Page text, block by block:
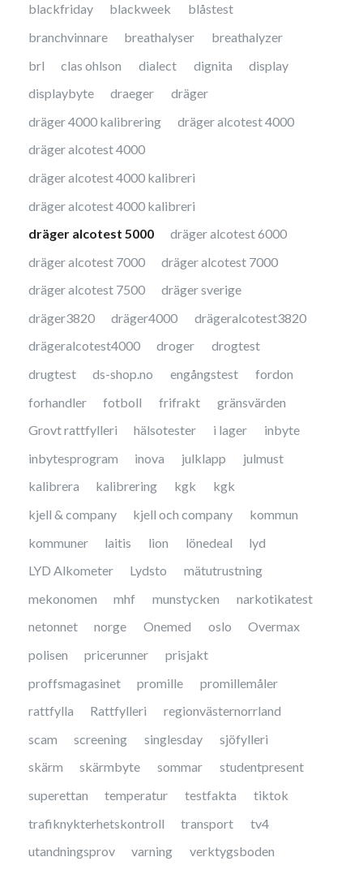
blackfriday
blackweek
blåstest
branchvinnare
breathalyser
breathalyzer
brl
clas ohlson dialect dignita
display
displaybyte
draeger
dräger
dräger 4000 kalibrering
dräger alcotest 4000
dräger alcotest 4000
dräger alcotest 4000 kalibreri
dräger alcotest 4000 kalibreri
dräger alcotest 5000
dräger alcotest 6000
dräger alcotest 7000
dräger alcotest 7000
dräger alcotest 7500
dräger sverige
dräger3820
dräger4000
drägeralcotest3820
drägeralcotest4000
droger
drogtest
drugtest
ds-shop.no engångstest
fordon
forhandler
fotboll frifrakt
gränsvärden
Grovt rattfylleri
hälsotester i lager
inbyte
inbytesprogram
inova julklapp
julmust
kalibrera
kalibrering kgk
kgk
kjell & company
kjell och company
kommun
kommuner
laitis lion lönedeal
lyd
LYD Alkometer
Lydsto
mätutrustning
mekonomen
mhf munstycken
narkotikatest
netonnet
norge Onemed oslo
Overmax
polisen
pricerunner
prisjakt
proffsmagasinet
promille
promillemåler
rattfylla
Rattfylleri
regionvästernorrland
scam
screening singlesday
sjöfylleri
skärm
skärmbyte sommar
studentpresent
superettan
temperatur testfakta
tiktok
trafiknykterhetskontroll
transport
tv4
utandningsprov
varning
verktygsboden